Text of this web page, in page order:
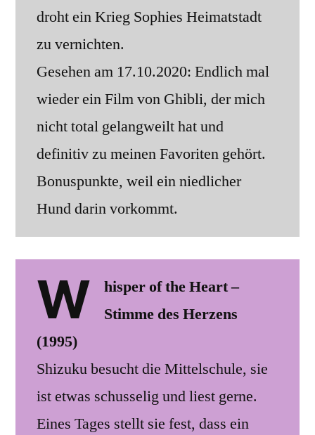
droht ein Krieg Sophies Heimatstadt
zu vernichten.
Gesehen am 17.10.2020: Endlich mal
wieder ein Film von Ghibli, der mich
nicht total gelangweilt hat und
definitiv zu meinen Favoriten gehört.
Bonuspunkte, weil ein niedlicher
Hund darin vorkommt.
W
hisper of the Heart –
Stimme des Herzens
(1995)
Shizuku besucht die Mittelschule, sie
ist etwas schusselig und liest gerne.
Eines Tages stellt sie fest, dass ein